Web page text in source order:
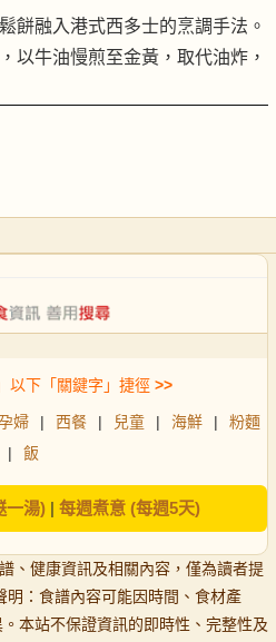
餅融入港式西多士的烹調手法。
以牛油慢煎至金黃，取代油炸，
以下「關鍵字」捷徑 >>
婦 | 西餐 | 兒童 | 海鮮 |
粉麵
|
飯
一湯)| 每週煮意 (每週5天)
、健康資訊及相關內容，僅為讀者提
：食譜內容可能因時間、食材產
本站不保證資訊的即時性、完整性及